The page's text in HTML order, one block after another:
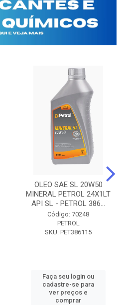
OLEO SAE SL 20W50
MINERAL PETROL 24X1LT
API SL - PETROL 386...
Código: 70248
PETROL
SKU: PET386115
Faça seu login ou
cadastre-se para
ver preços e
comprar